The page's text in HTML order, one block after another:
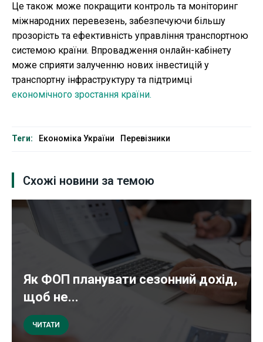
Це також може покращити контроль та моніторинг
міжнародних перевезень, забезпечуючи більшу
прозорість та ефективність управління транспортною
системою країни. Впровадження онлайн-кабінету
може сприяти залученню нових інвестицій у
транспортну інфраструктуру та підтримці
економічного зростання країни.
Теги: Економіка України Перевізники
Схожі новини за темою
Як ФОП планувати сезонний дохід,
щоб не...
ЧИТАТИ